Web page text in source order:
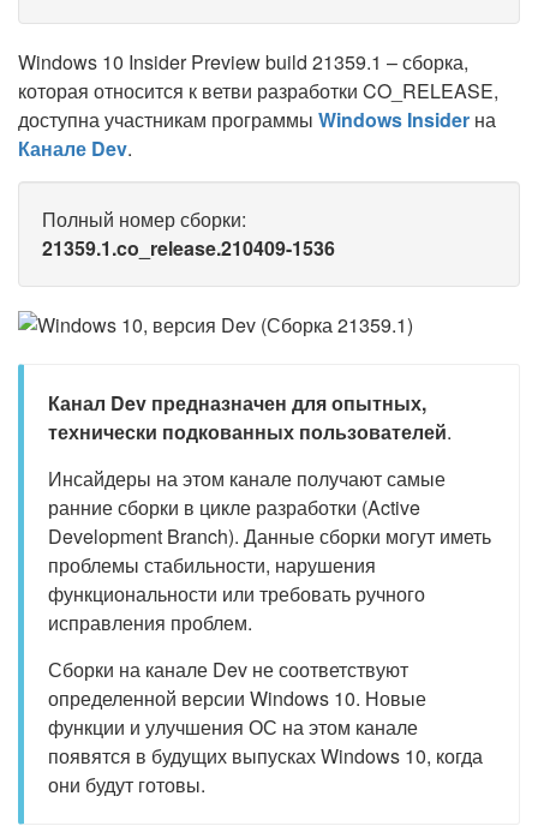
Windows 10 Insider Preview build 21359.1 – сборка,
которая относится к ветви разработки CO_RELEASE,
доступна участникам программы Windows Insider на
Канале Dev.
Полный номер сборки:
21359.1.co_release.210409-1536
Канал Dev предназначен для опытных,
технически подкованных пользователей.
Инсайдеры на этом канале получают самые
ранние сборки в цикле разработки (Active
Development Branch). Данные сборки могут иметь
проблемы стабильности, нарушения
функциональности или требовать ручного
исправления проблем.
Сборки на канале Dev не соответствуют
определенной версии Windows 10. Новые
функции и улучшения ОС на этом канале
появятся в будущих выпусках Windows 10, когда
они будут готовы.